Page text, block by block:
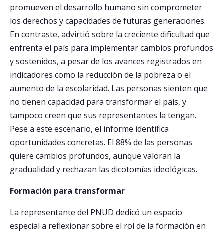
promueven el desarrollo humano sin comprometer
los derechos y capacidades de futuras generaciones.
En contraste, advirtió sobre la creciente dificultad que
enfrenta el país para implementar cambios profundos
y sostenidos, a pesar de los avances registrados en
indicadores como la reducción de la pobreza o el
aumento de la escolaridad. Las personas sienten que
no tienen capacidad para transformar el país, y
tampoco creen que sus representantes la tengan.
Pese a este escenario, el informe identifica
oportunidades concretas. El 88% de las personas
quiere cambios profundos, aunque valoran la
gradualidad y rechazan las dicotomías ideológicas.
Formación para transformar
La representante del PNUD dedicó un espacio
especial a reflexionar sobre el rol de la formación en